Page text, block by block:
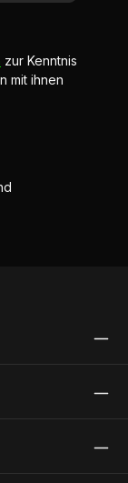
zur Kenntnis
mit ihnen